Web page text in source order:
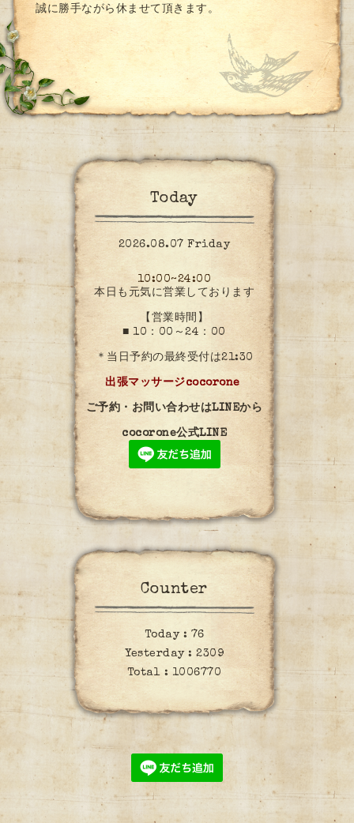
誠に勝手ながら休ませて頂きます。
Today
2026.08.07 Friday
10:00~24:00
本日も元気に営業しております
【営業時間】
■ 10：00～24：00
＊当日予約の最終受付は21:30
出張マッサージcocorone
ご予約・お問い合わせはLINEから
cocorone公式LINE
Counter
Today : 76
Yesterday : 2309
Total : 1006770